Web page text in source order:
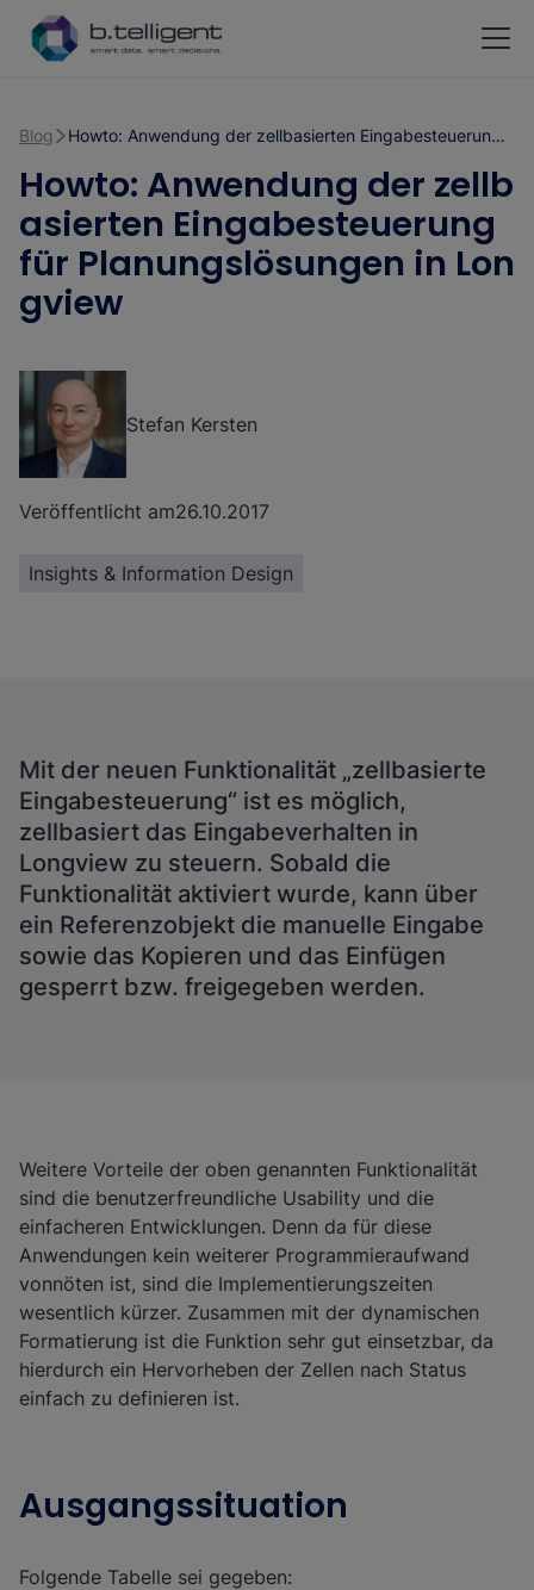
Zum Hauptinhalt springen
Blog Howto: Anwendung der zellbasierten Eingabesteuerung für Planungslösungen in Longview
Howto: Anwendung der zellb
asierten Eingabesteuerung
für Planungslösungen in Lon
gview
Stefan Kersten
Veröffentlicht am26.10.2017
Insights & Information Design
Mit der neuen Funktionalität „zellbasierte
Eingabesteuerung“ ist es möglich,
zellbasiert das Eingabeverhalten in
Longview zu steuern. Sobald die
Funktionalität aktiviert wurde, kann über
ein Referenzobjekt die manuelle Eingabe
sowie das Kopieren und das Einfügen
gesperrt bzw. freigegeben werden.
Weitere Vorteile der oben genannten Funktionalität
sind die benutzerfreundliche Usability und die
einfacheren Entwicklungen. Denn da für diese
Anwendungen kein weiterer Programmieraufwand
vonnöten ist, sind die Implementierungszeiten
wesentlich kürzer. Zusammen mit der dynamischen
Formatierung ist die Funktion sehr gut einsetzbar, da
hierdurch ein Hervorheben der Zellen nach Status
einfach zu definieren ist.
Ausgangssituation
Folgende Tabelle sei gegeben: